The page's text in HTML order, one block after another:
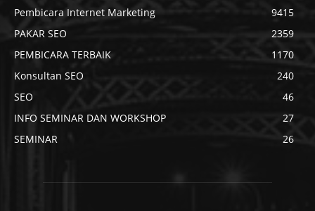
Pembicara Internet Marketing
9415
PAKAR SEO
2359
PEMBICARA TERBAIK
1170
Konsultan SEO
240
SEO
46
INFO SEMINAR DAN WORKSHOP
27
SEMINAR
26